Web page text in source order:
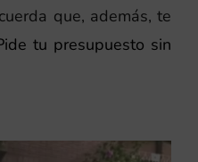
que, además, te
tu presupuesto sin